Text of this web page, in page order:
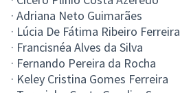
· Adriana Neto Guimarães
· Lúcia De Fátima Ribeiro Ferreira
· Francisnéa Alves da Silva
· Fernando Pereira da Rocha
· Keley Cristina Gomes Ferreira